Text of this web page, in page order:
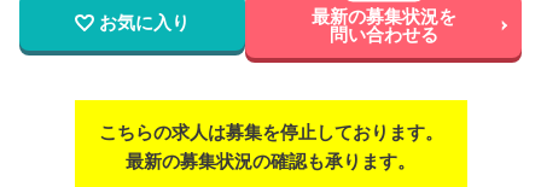
お気に入り 最新の募集状況を
問い合わせる
こちらの求人は募集を停止しております。
最新の募集状況の確認も承ります。